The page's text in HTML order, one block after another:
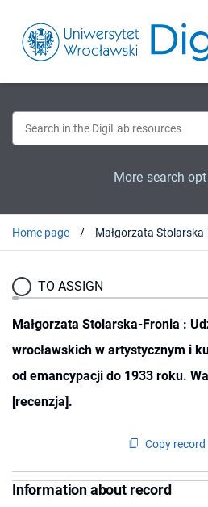
More search
Home page
TO ASSIGN
Małgorzata Stolarska-Fronia :
wrocławskich w artystycznym i
od emancypacji do 1933 roku.
[recenzja].
Copy record
Information about record